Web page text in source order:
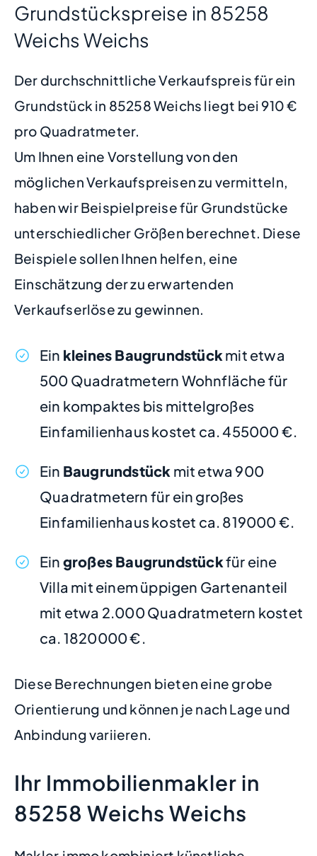
Grundstückspreise in 85258
Weichs Weichs
Der durchschnittliche Verkaufspreis für ein
Grundstück in 85258 Weichs liegt bei 910 €
pro Quadratmeter.
Um Ihnen eine Vorstellung von den
möglichen Verkaufspreisen zu vermitteln,
haben wir Beispielpreise für Grundstücke
unterschiedlicher Größen berechnet. Diese
Beispiele sollen Ihnen helfen, eine
Einschätzung der zu erwartenden
Verkaufserlöse zu gewinnen.
Ein kleines Baugrundstückmit etwa
500 Quadratmetern Wohnfläche für
ein kompaktes bis mittelgroßes
Einfamilienhaus kostet ca. 455000 €.
Ein Baugrundstück mit etwa 900
Quadratmetern für ein großes
Einfamilienhaus kostet ca. 819000 €.
Ein großes Baugrundstückfür eine
Villa mit einem üppigen Gartenanteil
mit etwa 2.000 Quadratmetern kostet
ca. 1820000 €.
Diese Berechnungen bieten eine grobe
Orientierung und können je nach Lage und
Anbindung variieren.
Ihr Immobilienmakler in
85258 Weichs Weichs